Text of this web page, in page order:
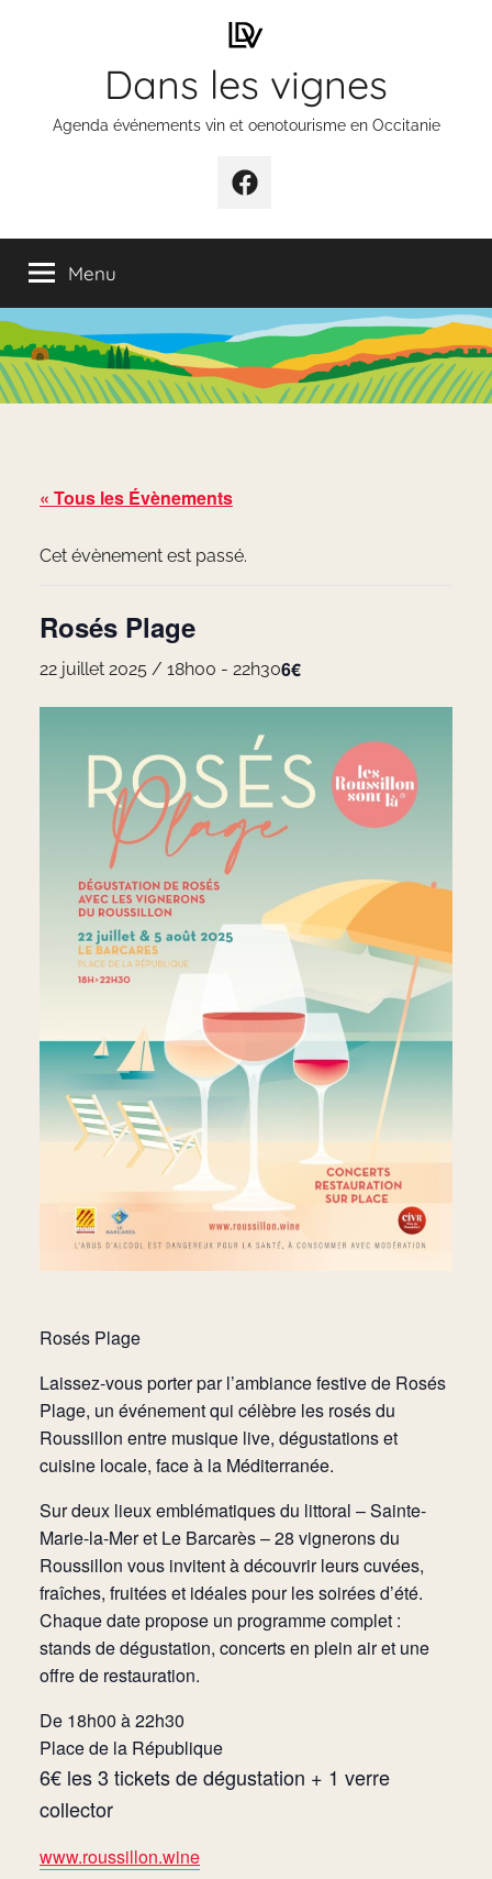
Dans les vignes
Agenda événements vin et oenotourisme en Occitanie
Élément
menu
Menu
« Tous les Évènements
Cet évènement est passé.
Rosés Plage
22 juillet 2025 / 18h00 - 22h306€
Rosés Plage
Laissez-vous porter par l’ambiance festive de Rosés
Plage, un événement qui célèbre les rosés du
Roussillon entre musique live, dégustations et
cuisine locale, face à la Méditerranée.
Sur deux lieux emblématiques du littoral – Sainte-
Marie-la-Mer et Le Barcarès – 28 vignerons du
Roussillon vous invitent à découvrir leurs cuvées,
fraîches, fruitées et idéales pour les soirées d’été.
Chaque date propose un programme complet :
stands de dégustation, concerts en plein air et une
offre de restauration.
De 18h00 à 22h30
Place de la République
6€ les 3 tickets de dégustation + 1 verre
collector
www.roussillon.wine